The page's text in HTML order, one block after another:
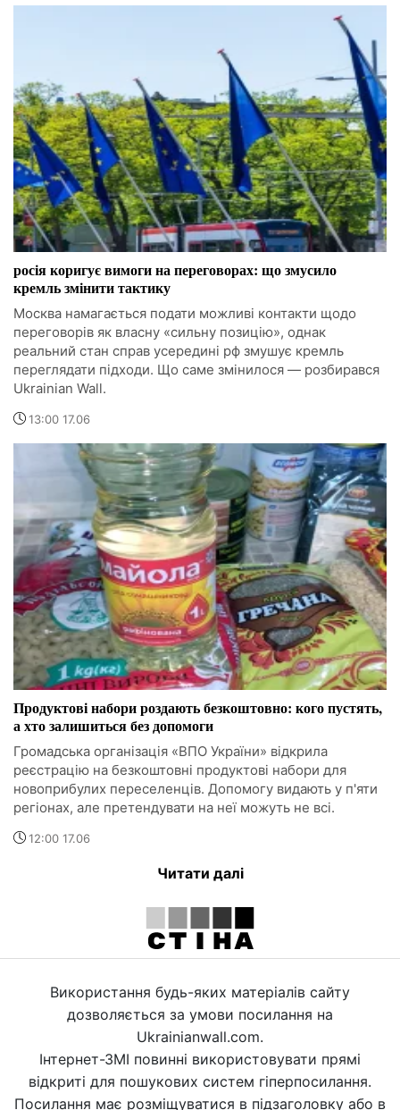
росія коригує вимоги на переговорах: що змусило
кремль змінити тактику
Москва намагається подати можливі контакти щодо
переговорів як власну «сильну позицію», однак
реальний стан справ усередині рф змушує кремль
переглядати підходи. Що саме змінилося — розбирався
Ukrainian Wall.
13:00 17.06
Продуктові набори роздають безкоштовно: кого пустять,
а хто залишиться без допомоги
Громадська організація «ВПО України» відкрила
реєстрацію на безкоштовні продуктові набори для
новоприбулих переселенців. Допомогу видають у п'яти
регіонах, але претендувати на неї можуть не всі.
12:00 17.06
Читати далі
Використання будь-яких матеріалів сайту
дозволяється за умови посилання на
Ukrainianwall.com.
Інтернет-ЗМІ повинні використовувати прямі
відкриті для пошукових систем гіперпосилання.
Посилання має розміщуватися в підзаголовку або в